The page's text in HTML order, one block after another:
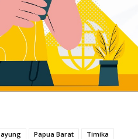
Papua Barat Timika